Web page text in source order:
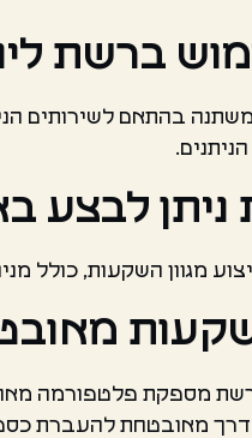
ברשת
בהתאם לשירותים
ניתן לבצע
מגוון השקעות, כולל
מספקת פלטפורמה
מאובטחת להעברת